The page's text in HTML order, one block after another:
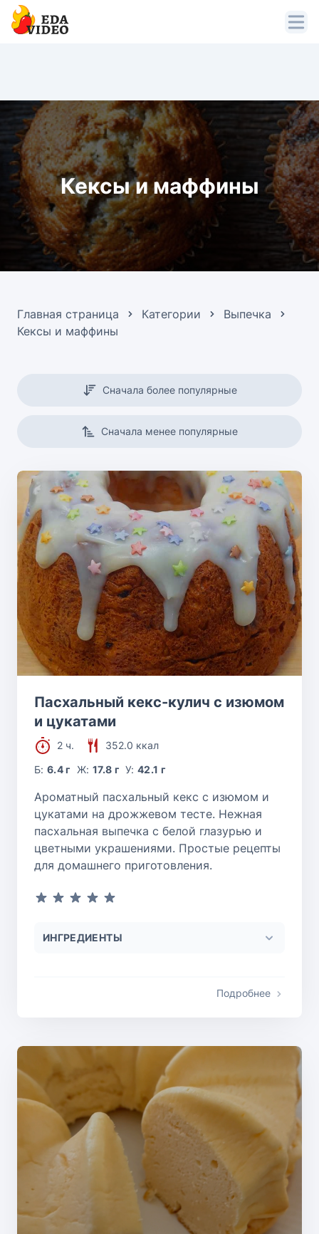
Кексы и маффины
Главная страница Категории
Выпечка
Кексы и маффины
Сначала более популярные
Сначала менее популярные
Пасхальный кекс-кулич с изюмом
и цукатами
2 ч.
352.0 ккал
Б:6.4 г Ж: 17.8 г У:42.1 г
Ароматный пасхальный кекс с изюмом и
цукатами на дрожжевом тесте. Нежная
пасхальная выпечка с белой глазурью и
цветными украшениями. Простые рецепты
для домашнего приготовления.
ИНГРЕДИЕНТЫ
Подробнее